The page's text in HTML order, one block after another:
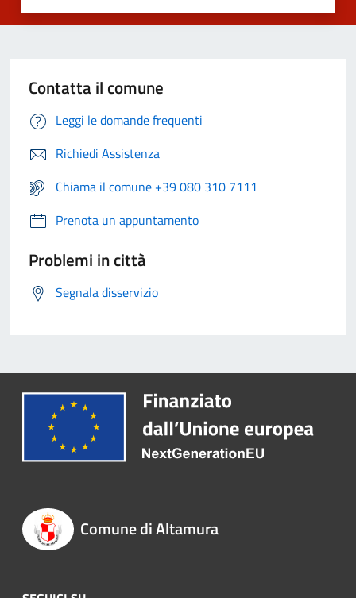
Contatta il comune
Leggi le domande frequenti
Richiedi Assistenza
Chiama il comune +39 080 310 7111
Prenota un appuntamento
Problemi in città
Segnala disservizio
Comune di Altamura